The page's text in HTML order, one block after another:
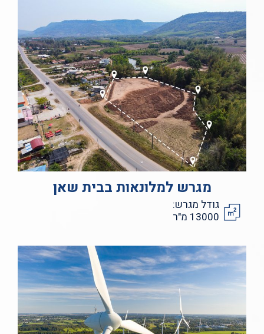
מגרש למלונאות בבית שאן
גודל מגרש:
13000 מ"ר